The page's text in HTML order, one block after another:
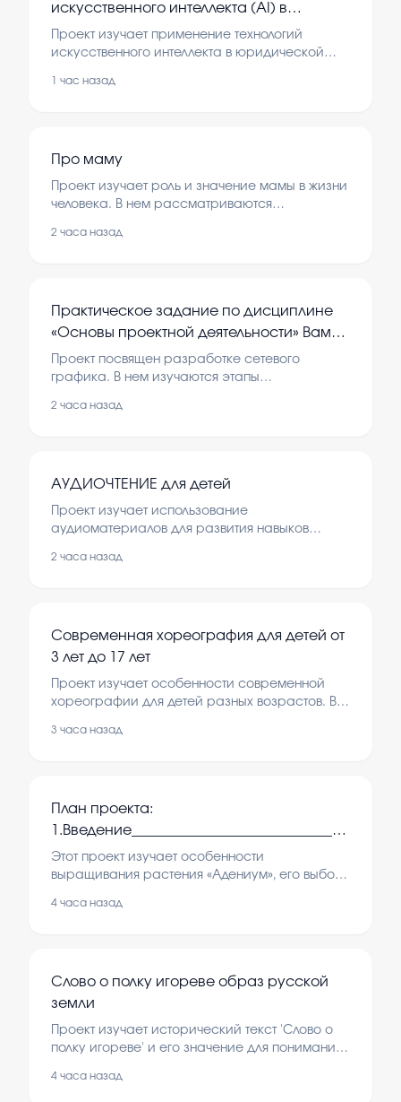
искусственного интеллекта (AI) в
юридическую практику: анализ
правового регулирования, рисков и
Проект изучает применение технологий
искусственного интеллекта в юридической
аспекты, возможные риски и способы
1 час назад
Про маму
Проект изучает роль и значение мамы в жизни
человека. В нем рассматриваются
2 часа назад
Практическое задание по дисциплине
«Основы проектной деятельности» Вам
предлагается разработать сетевой
график проекта. Раздел 1.Опишите
Проект посвящен разработке сетевого
графика. В нем изучаются этапы
2 часа назад
АУДИОЧТЕНИЕ для детей
Проект изучает использование
аудиоматериалов для развития навыков
методы обучения и влияние аудиочтения на
2 часа назад
Современная хореография для детей от
3 лет до 17 лет
Проект изучает особенности современной
хореографии для детей разных возрастов. В
методы обучения и влияние на развитие
3 часа назад
План проекта:
1.Введение_____________________________________
2.Пустынная роза -
«Адениум»_____________________ 3.Выбор
Этот проект изучает особенности
выращивания растения «Адениум», его выбор
успешного выращивания.
4 часа назад
Слово о полку игореве образ русской
земли
Проект изучает исторический текст 'Слово о
полку игореве' и его значение для понимания
основные идеи и исторический контекст
4 часа назад